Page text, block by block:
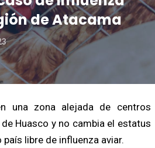
de Atacama
una zona alejada de centros
Huasco y no cambia el estatus
libre de influenza aviar.